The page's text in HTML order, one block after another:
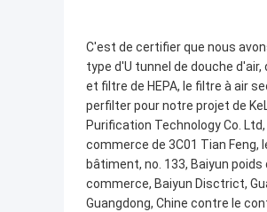
C'est de certifier que nous
type d'U tunnel de douche d'air,
et filtre de HEPA, le filtre à air
perfilter pour notre projet de
Purification Technology Co.
commerce de 3C01 Tian Feng,
bâtiment, no. 133, Baiyun poids
commerce, Baiyun Disctrict,
Guangdong, Chine contre le